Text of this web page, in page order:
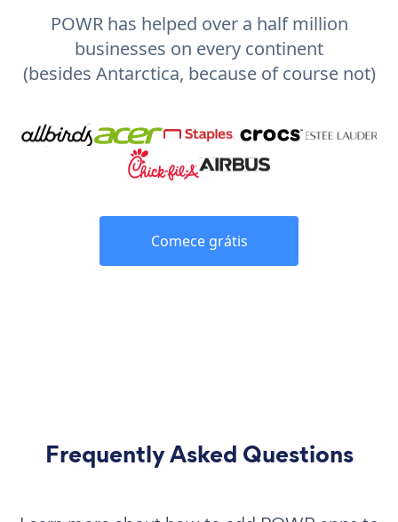
POWR has helped over a half million
businesses on every continent
(besides Antarctica, because of course not)
Comece grátis
Frequently Asked Questions